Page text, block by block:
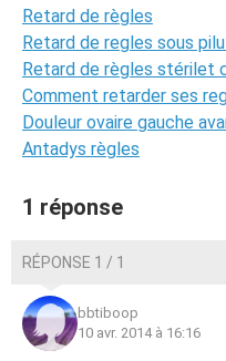
Retard de règles
Retard de regles sous
Retard de règles stérilet
Comment retarder ses
Douleur ovaire gauche
Antadys règles
1 réponse
RÉPONSE 1 / 1
bbtiboop
10 avr. 2014 à 16:16